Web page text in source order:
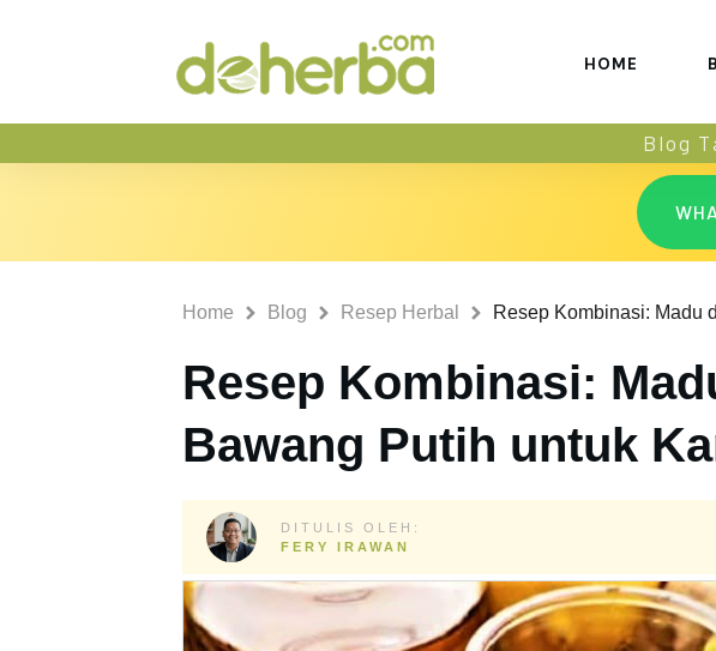
HOME
Blog
Home Blog Resep Herbal
Resep Kombinasi:
Bawang Putih untuk
DITULIS OLEH:
FERY IRAWAN